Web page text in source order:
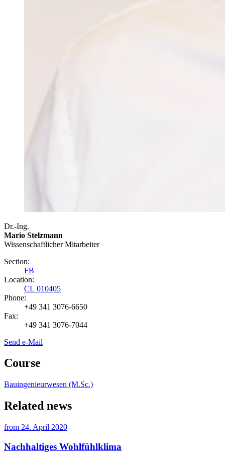
Dr.-Ing.
Mario Stelzmann
Wissenschaftlicher Mitarbeiter
Section:
FB
Location:
CL 010405
Phone:
+49 341 3076-6650
Fax:
+49 341 3076-7044
Send e-Mail
Course
Bauingenieurwesen (M.Sc.)
Related news
from 24. April 2020
Nachhaltiges Wohlfühlklima